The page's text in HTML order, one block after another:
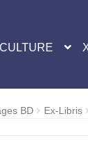
BD Ex-Libris